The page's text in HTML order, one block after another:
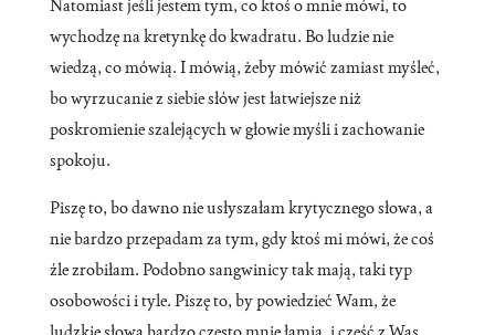
Natomiast jeśli jestem tym, co ktoś o mnie mówi, to
wychodzę na kretynkę do kwadratu. Bo ludzie nie
wiedzą, co mówią. I mówią, żeby mówić zamiast myśleć,
bo wyrzucanie z siebie słów jest łatwiejsze niż
poskromienie szalejących w głowie myśli i zachowanie
spokoju.
Piszę to, bo dawno nie usłyszałam krytycznego słowa, a
nie bardzo przepadam za tym, gdy ktoś mi mówi, że coś
źle zrobiłam. Podobno sangwinicy tak mają, taki typ
osobowości i tyle. Piszę to, by powiedzieć Wam, że